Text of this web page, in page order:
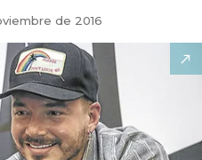
de 2016